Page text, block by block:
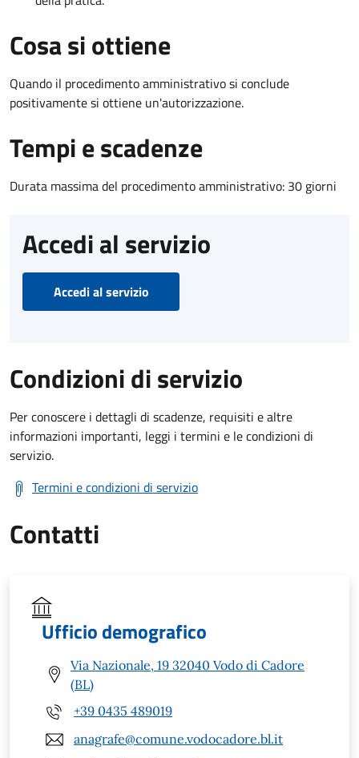
Cosa si ottiene
Quando il procedimento amministrativo si conclude
positivamente si ottiene un'autorizzazione.
Tempi e scadenze
Durata massima del procedimento amministrativo: 30 giorni
Accedi al servizio
Accedi al servizio
Condizioni di servizio
Per conoscere i dettagli di scadenze, requisiti e altre
informazioni importanti, leggi i termini e le condizioni di
servizio.
Termini e condizioni di servizio
Contatti
Ufficio demografico
Via Nazionale, 19 32040 Vodo di Cadore
(BL)
+39 0435 489019
anagrafe@comune.vodocadore.bl.it